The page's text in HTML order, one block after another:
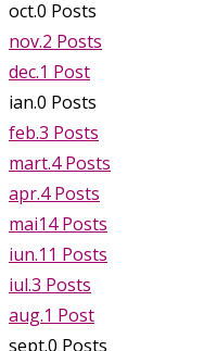
oct.0 Posts
nov.2 Posts
dec.1 Post
ian.0 Posts
feb.3 Posts
mart.4 Posts
apr.4 Posts
mai14 Posts
iun.11 Posts
iul.3 Posts
aug.1 Post
sept.0 Posts